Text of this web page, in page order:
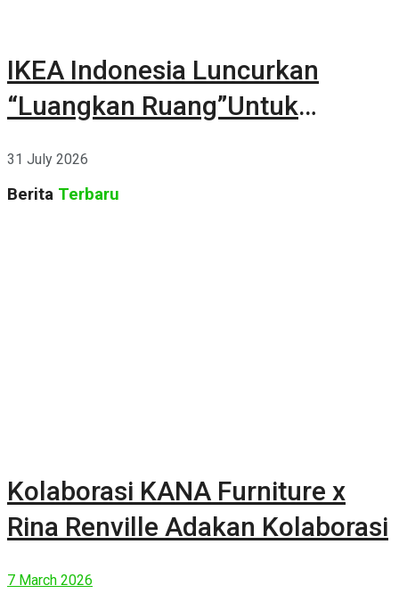
IKEA Indonesia Luncurkan
“Luangkan Ruang”Untuk
31 July 2026
Berita Terbaru
Kolaborasi KANA Furniture x
Rina Renville Adakan Kolaborasi
7 March 2026